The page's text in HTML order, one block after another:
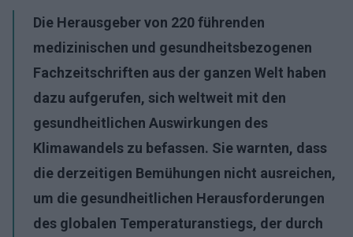
Die Herausgeber von 220 führenden
medizinischen und gesundheitsbezogenen
Fachzeitschriften aus der ganzen Welt haben
dazu aufgerufen, sich weltweit mit den
gesundheitlichen Auswirkungen des
Klimawandels zu befassen. Sie warnten, dass
die derzeitigen Bemühungen nicht ausreichen,
um die gesundheitlichen Herausforderungen
des globalen Temperaturanstiegs, der durch